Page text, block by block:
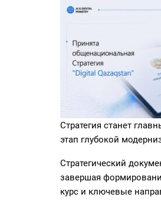
Стратегия станет
этап глубокой
Стратегический
завершая
курс и ключевые